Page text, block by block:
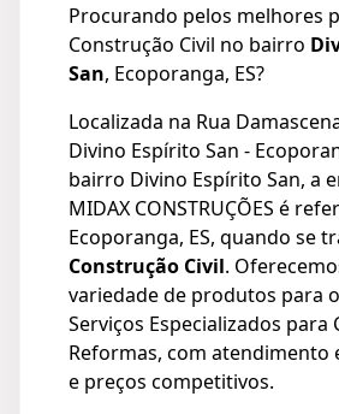
Procurando pelos melhores
Construção Civil no bairro
San, Ecoporanga, ES?
Localizada na Rua
Divino Espírito San -
bairro Divino Espírito San, a
MIDAX CONSTRUÇÕES é
Ecoporanga, ES, quando se
Construção Civil.
variedade de produtos para
Serviços Especializados para
Reformas, com atendimento
e preços competitivos.